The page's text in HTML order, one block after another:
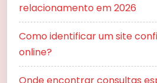
relacionamento em 2026
Como identificar um site
online?